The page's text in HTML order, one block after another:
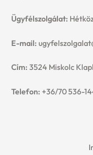
Ügyfélszolgálat:
E-mail:
Cím: 3524 Miskolc
Telefon: +36/70 536-